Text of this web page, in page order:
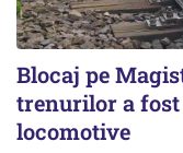
Blocaj pe
trenurilor a fost
locomotive